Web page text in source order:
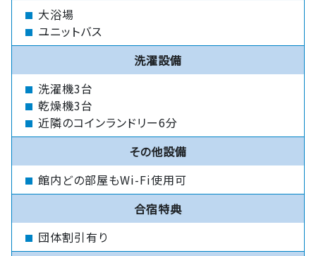
大浴場
ユニットバス
洗濯設備
洗濯機3台
乾燥機3台
近隣のコインランドリー6分
その他設備
館内どの部屋もWi-Fi使用可
合宿特典
団体割引有り